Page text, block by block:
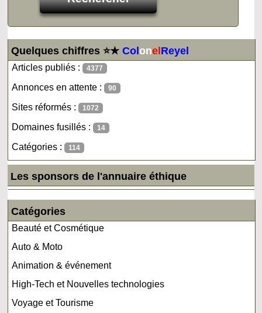
Quelques chiffres ⭐★ColonelReyel
Articles publiés : 4377
Annonces en attente : 90
Sites réformés : 1072
Domaines fusillés : 14
Catégories : 114
Les sponsors de l'annuaire éthique
Catégories
Beauté et Cosmétique
Auto & Moto
Animation & événement
High-Tech et Nouvelles technologies
Voyage et Tourisme